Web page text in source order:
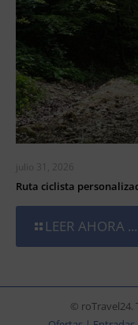
julio 31, 2026
Ruta ciclista
LEER AHORA ...
© roTravel24.